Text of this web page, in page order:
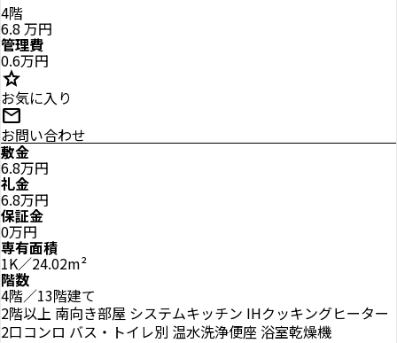
4階
6.8 万円
管理費
0.6万円
star
お気に入り
mail
お問い合わせ
敷金
6.8万円
礼金
6.8万円
保証金
0万円
専有面積
1K／24.02m²
階数
4階／13階建て
2階以上 南向き部屋 システムキッチン IHクッキングヒーター
2口コンロ バス・トイレ別 温水洗浄便座 浴室乾燥機